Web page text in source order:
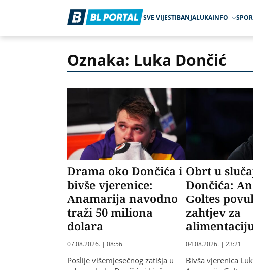
SVE VIJESTIBANJALUKAINFO
Oznaka: Luka Dončić
Drama oko Dončića i
bivše vjerenice:
Anamarija navodno
traži 50 miliona
dolara
07.08.2026. | 08:56
Poslije višemjesečnog zatišja u
Obrt u
Dončića:
Goltes
zahtjev za
04.08.2026. | 23:21
Bivša vjerenica